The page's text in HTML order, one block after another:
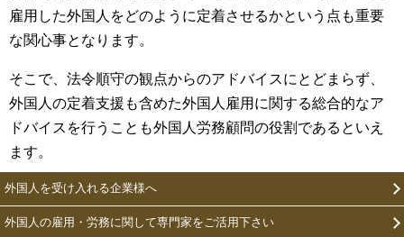
雇用した外国人をどのように定着させるかという点も重要
な関心事となります。
そこで、法令順守の観点からのアドバイスにとどまらず、
外国人の定着支援も含めた外国人雇用に関する総合的なア
ドバイスを行うことも外国人労務顧問の役割であるといえ
ます。
外国人を受け入れる企業様へ
外国人の雇用・労務に関して専門家をご活用下さい